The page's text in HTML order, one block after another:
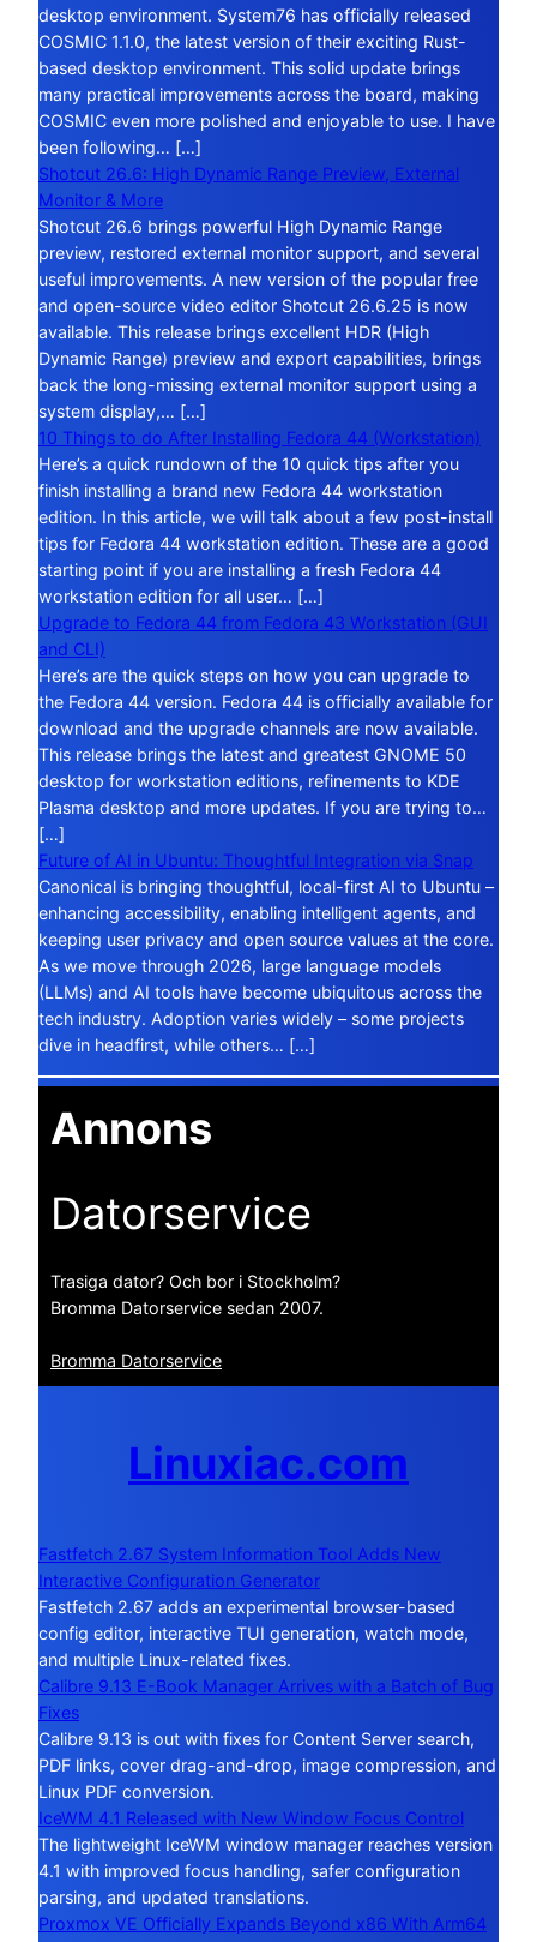
desktop environment. System76 has officially released
COSMIC 1.1.0, the latest version of their exciting Rust-
based desktop environment. This solid update brings
many practical improvements across the board, making
COSMIC even more polished and enjoyable to use. I have
been following… […]
Shotcut 26.6: High Dynamic Range Preview, External
Monitor & More
Shotcut 26.6 brings powerful High Dynamic Range
preview, restored external monitor support, and several
useful improvements. A new version of the popular free
and open-source video editor Shotcut 26.6.25 is now
available. This release brings excellent HDR (High
Dynamic Range) preview and export capabilities, brings
back the long-missing external monitor support using a
system display,… […]
10 Things to do After Installing Fedora 44 (Workstation)
Here’s a quick rundown of the 10 quick tips after you
finish installing a brand new Fedora 44 workstation
edition. In this article, we will talk about a few post-install
tips for Fedora 44 workstation edition. These are a good
starting point if you are installing a fresh Fedora 44
workstation edition for all user… […]
Upgrade to Fedora 44 from Fedora 43 Workstation (GUI
and CLI)
Here’s are the quick steps on how you can upgrade to
the Fedora 44 version. Fedora 44 is officially available for
download and the upgrade channels are now available.
This release brings the latest and greatest GNOME 50
desktop for workstation editions, refinements to KDE
Plasma desktop and more updates. If you are trying to…
[…]
Future of AI in Ubuntu: Thoughtful Integration via Snap
Canonical is bringing thoughtful, local-first AI to Ubuntu –
enhancing accessibility, enabling intelligent agents, and
keeping user privacy and open source values at the core.
As we move through 2026, large language models
(LLMs) and AI tools have become ubiquitous across the
tech industry. Adoption varies widely – some projects
dive in headfirst, while others… […]
Annons
Datorservice
Trasiga dator? Och bor i Stockholm?
Bromma Datorservice sedan 2007.
Bromma Datorservice
Linuxiac.com
Fastfetch 2.67 System Information Tool Adds New
Interactive Configuration Generator
Fastfetch 2.67 adds an experimental browser-based
config editor, interactive TUI generation, watch mode,
and multiple Linux-related fixes.
Calibre 9.13 E-Book Manager Arrives with a Batch of Bug
Fixes
Calibre 9.13 is out with fixes for Content Server search,
PDF links, cover drag-and-drop, image compression, and
Linux PDF conversion.
IceWM 4.1 Released with New Window Focus Control
The lightweight IceWM window manager reaches version
4.1 with improved focus handling, safer configuration
parsing, and updated translations.
Proxmox VE Officially Expands Beyond x86 With Arm64